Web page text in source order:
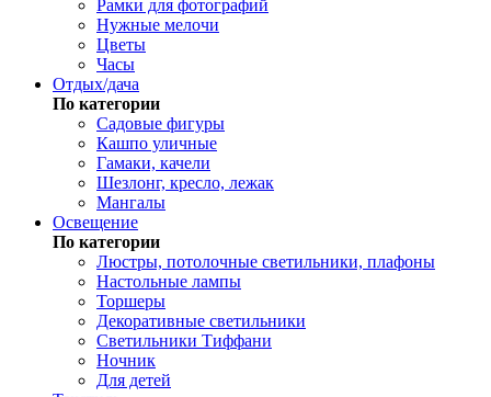
Рамки для фотографий
Нужные мелочи
Цветы
Часы
Отдых/дача
По категории
Садовые фигуры
Кашпо уличные
Гамаки, качели
Шезлонг, кресло, лежак
Мангалы
Освещение
По категории
Люстры, потолочные светильники, плафоны
Настольные лампы
Торшеры
Декоративные светильники
Светильники Тиффани
Ночник
Для детей